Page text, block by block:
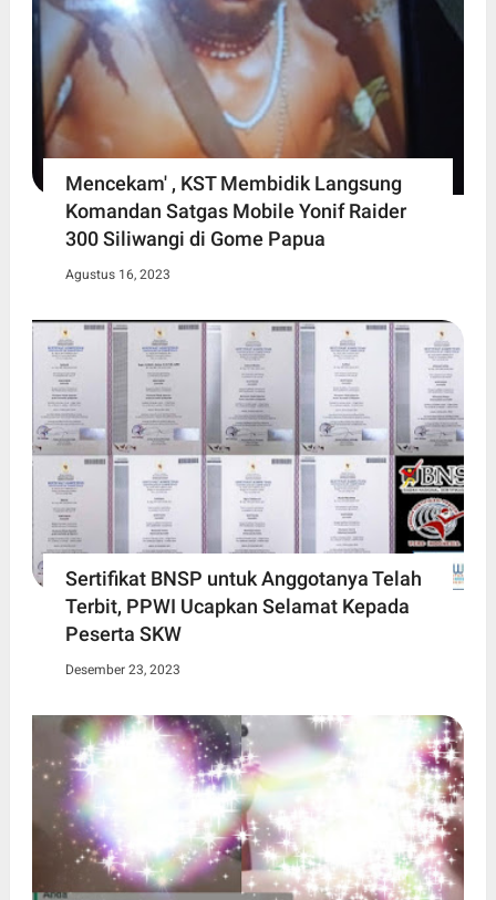
Mencekam' , KST Membidik Langsung
Komandan Satgas Mobile Yonif Raider
300 Siliwangi di Gome Papua
Agustus 16, 2023
Sertifikat BNSP untuk Anggotanya Telah
Terbit, PPWI Ucapkan Selamat Kepada
Peserta SKW
Desember 23, 2023